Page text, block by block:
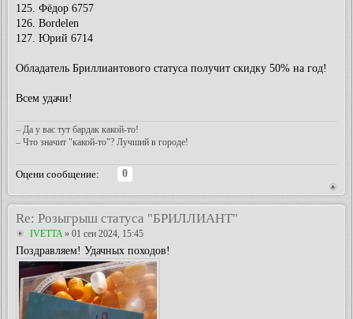
125. Фёдор 6757
126. Bordelen
127. Юрий 6714
Обладатель Бриллиантового статуса получит скидку 50% на год!
Всем удачи!
– Да у вас тут бардак какой-то!
– Что значит "какой-то"? Лучший в городе!
Оцени сообщение:
0
Re: Розыгрыш статуса "БРИЛЛИАНТ"
IVETTA» 01 сен 2024, 15:45
Поздравляем! Удачных походов!